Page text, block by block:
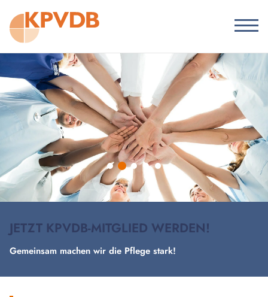
JETZT KPVDB-MITGLIED WERDEN!
Gemeinsam machen wir die Pflege stark!